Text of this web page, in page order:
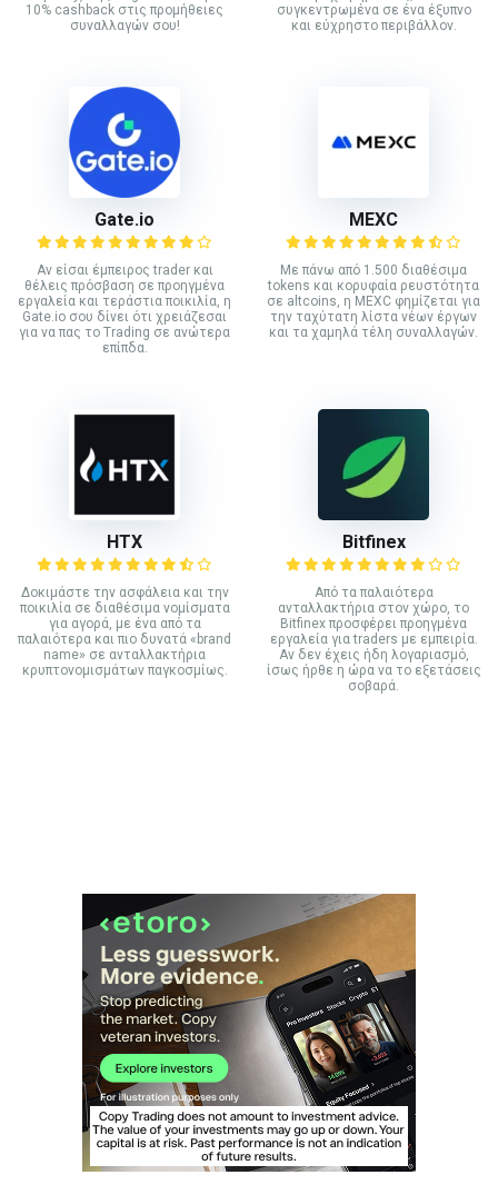
10% cashback στις προμήθειες
συναλλαγών σου!
συγκεντρωμένα σε ένα έξυπνο
και εύχρηστο περιβάλλον.
Gate.io
Αν είσαι έμπειρος trader και
θέλεις πρόσβαση σε προηγμένα
εργαλεία και τεράστια ποικιλία, η
Gate.io σου δίνει ότι χρειάζεσαι
για να πας το Trading σε ανώτερα
επίπδα.
MEXC
Με πάνω από 1.500 διαθέσιμα
tokens και κορυφαία ρευστότητα
σε altcoins, η MEXC φημίζεται για
την ταχύτατη λίστα νέων έργων
και τα χαμηλά τέλη συναλλαγών.
HTX
Δοκιμάστε την ασφάλεια και την
ποικιλία σε διαθέσιμα νομίσματα
για αγορά, με ένα από τα
παλαιότερα και πιο δυνατά «brand
name» σε ανταλλακτήρια
κρυπτονομισμάτων παγκοσμίως.
Bitfinex
Από τα παλαιότερα
ανταλλακτήρια στον χώρο, το
Bitfinex προσφέρει προηγμένα
εργαλεία για traders με εμπειρία.
Αν δεν έχεις ήδη λογαριασμό,
ίσως ήρθε η ώρα να το εξετάσεις
σοβαρά.